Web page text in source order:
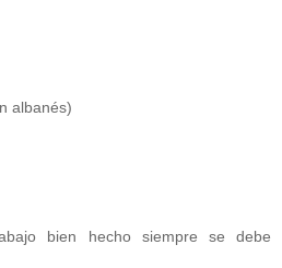
albanés)
bien hecho siempre se debe